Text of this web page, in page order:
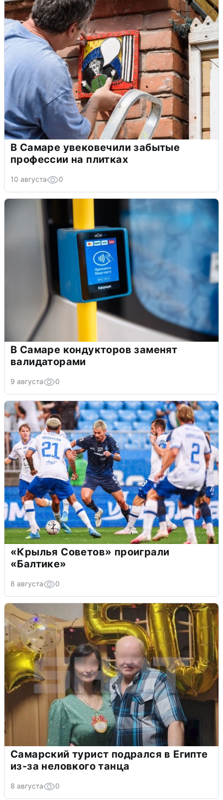
В Самаре увековечили забытые
профессии на плитках
10 августа 0
В Самаре кондукторов заменят
валидаторами
9 августа 0
«Крылья Советов» проиграли
«Балтике»
8 августа 0
Самарский турист подрался в Египте
из-за неловкого танца
8 августа 0